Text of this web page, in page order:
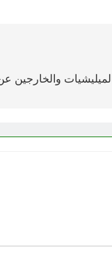
والخارجين